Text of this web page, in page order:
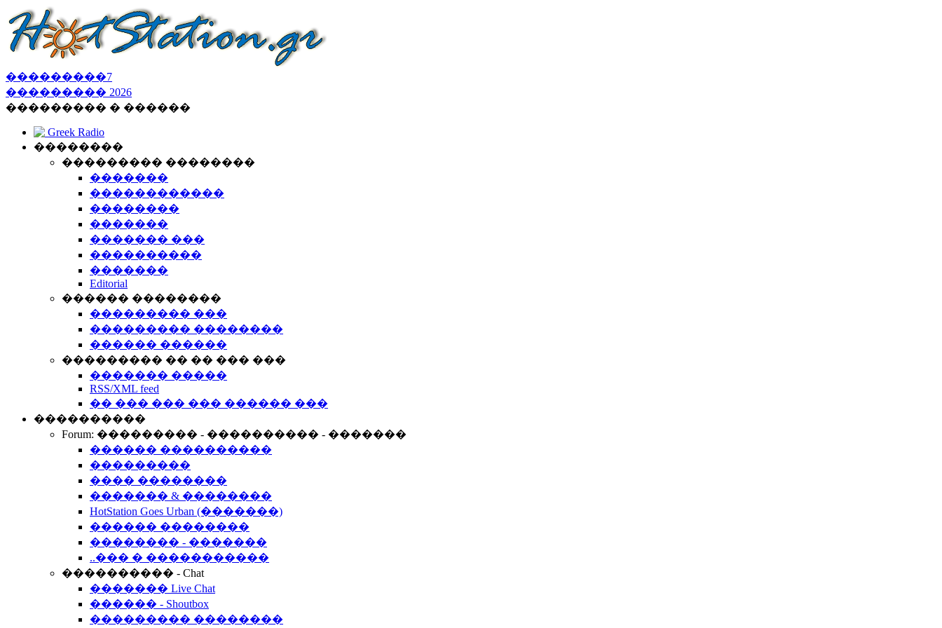
���������7
��������� 2026
��������� � ������
Greek Radio
��������
��������� ��������
�������
������������
��������
�������
������� ���
����������
�������
Editorial
������ ��������
��������� ���
��������� ��������
������ ������
��������� �� �� ��� ���
������� �����
RSS/XML feed
�� ��� ��� ��� ������ ���
����������
Forum: ��������� - ���������� - �������
������ ����������
���������
���� ��������
������� & ��������
HotStation Goes Urban (�������)
������ ��������
�������� - �������
..��� � �����������
���������� - Chat
������� Live Chat
������ - Shoutbox
��������� ��������